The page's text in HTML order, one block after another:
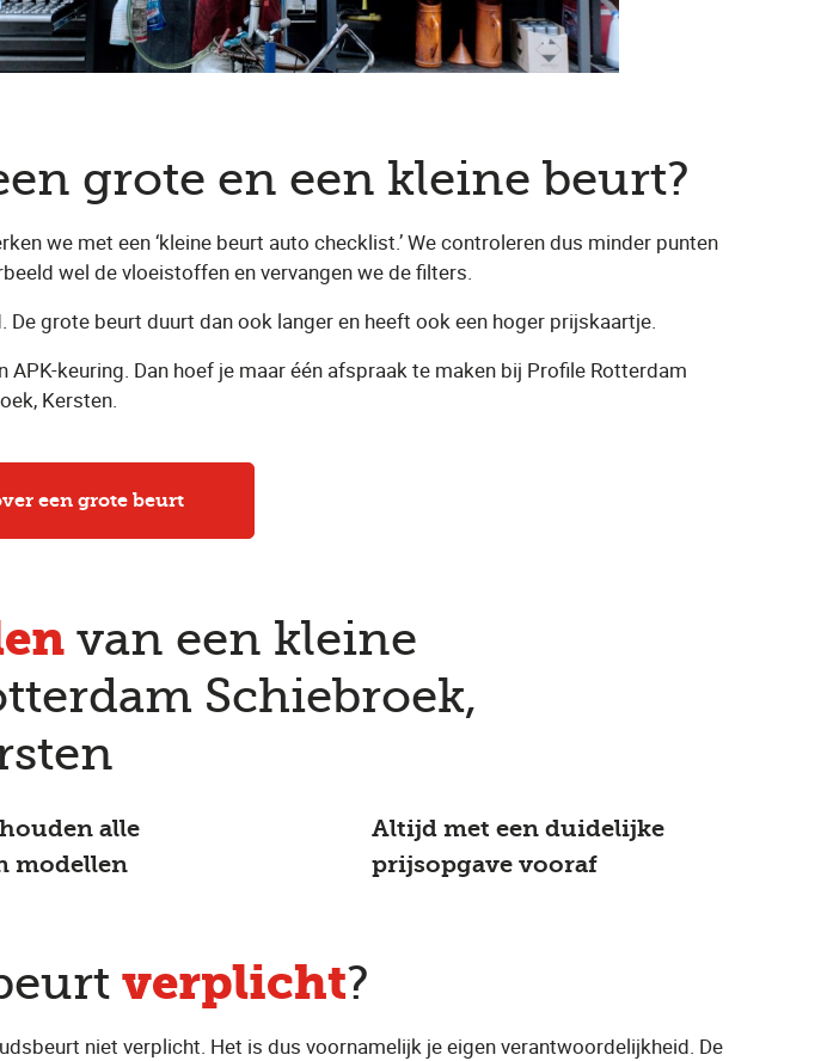
grote en een kleine beurt?
we met een ‘kleine beurt auto checklist.’ We controleren dus minder punten
wel de vloeistoffen en vervangen we de filters.
grote beurt duurt dan ook langer en heeft ook een hoger prijskaartje.
keuring. Dan hoef je maar één afspraak te maken bij Profile Rotterdam
Kersten.
een grote beurt
van een kleine
Schiebroek,
alle
modellen
Altijd met een duidelijke
prijsopgave vooraf
verplicht?
niet verplicht. Het is dus voornamelijk je eigen verantwoordelijkheid. De